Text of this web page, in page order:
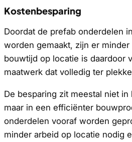
Kostenbesparing
Doordat de prefab onderdelen
worden gemaakt, zijn er
bouwtijd op locatie is daardoor
maatwerk dat volledig ter
De besparing zit meestal niet in
maar in een efficiënter
onderdelen vooraf worden
minder arbeid op locatie nodig